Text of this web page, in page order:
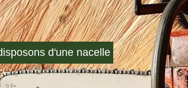
d'une nacelle